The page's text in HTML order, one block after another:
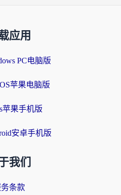
应用
PC电脑版
苹果电脑版
苹果手机版
安卓手机版
我们
条款